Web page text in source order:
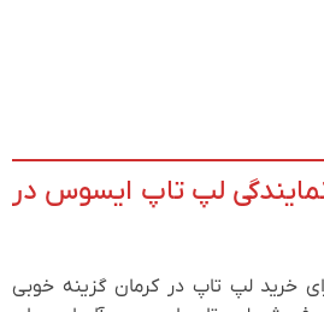
لپ تاپ ایسوس در
خرید لپ تاپ در کرمان گزینه خوبی